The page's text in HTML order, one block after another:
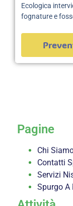
Ecologica
fognature e
Pagine
Chi
Contatti
Servizi
Spurgo A